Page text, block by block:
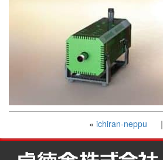
« ichiran-neppu